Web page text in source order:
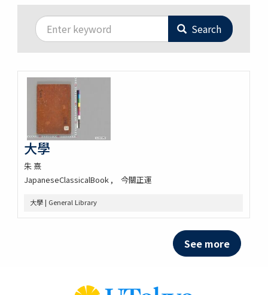
Search
大學
朱 熹
JapaneseClassicalBook
今關正運
大學 | General Library
See more